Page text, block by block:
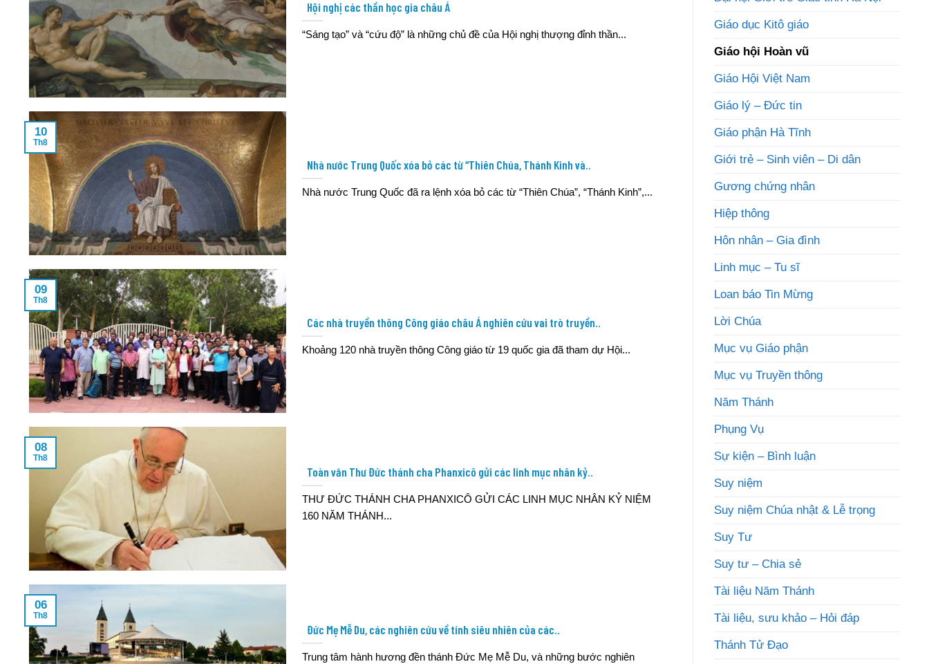
Hội nghị các thần học gia châu Á
“Sáng tạo” và “cứu độ” là những chủ đề của Hội nghị thượng đỉnh thần...
Nhà nước Trung Quốc xóa bỏ các từ “Thiên Chúa, Thánh Kinh và..
Nhà nước Trung Quốc đã ra lệnh xóa bỏ các từ “Thiên Chúa”, “Thánh Kinh”,...
10
Th8
Các nhà truyền thông Công giáo châu Á nghiên cứu vai trò truyền..
Khoảng 120 nhà truyền thông Công giáo từ 19 quốc gia đã tham dự Hội...
09
Th8
Toàn văn Thư Đức thánh cha Phanxicô gửi các linh mục nhân kỷ..
THƯ ĐỨC THÁNH CHA PHANXICÔ GỬI CÁC LINH MỤC NHÂN KỶ NIỆM
160 NĂM THÁNH...
08
Th8
Đức Mẹ Mễ Du, các nghiên cứu về tính siêu nhiên của các..
Trung tâm hành hương đền thánh Đức Mẹ Mễ Du, và những bước nghiên
06
Th8
Giáo dục Kitô giáo
Giáo hội Hoàn vũ
Giáo Hội Việt Nam
Giáo lý – Đức tin
Giáo phận Hà Tĩnh
Giới trẻ – Sinh viên – Di dân
Gương chứng nhân
Hiệp thông
Hôn nhân – Gia đình
Linh mục – Tu sĩ
Loan báo Tin Mừng
Lời Chúa
Mục vụ Giáo phận
Mục vụ Truyền thông
Năm Thánh
Phụng Vụ
Sự kiện – Bình luận
Suy niệm
Suy niệm Chúa nhật & Lễ trọng
Suy Tư
Suy tư – Chia sẻ
Tài liệu Năm Thánh
Tài liệu, sưu khảo – Hỏi đáp
Thánh Tử Đạo